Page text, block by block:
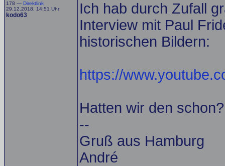
178 — Direktlink
29.12.2018, 14:51 Uhr
kodo63
Ich hab durch Zufall
Interview mit Paul
historischen Bildern:
https://
Hatten wir den
--
Gruß aus Hamburg
André